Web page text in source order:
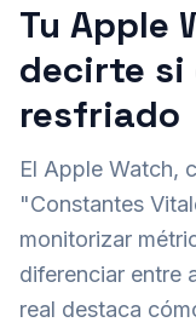
Tu Apple
decirte si
resfriado
El Apple Watch,
"Constantes
monitorizar
diferenciar entre
real destaca